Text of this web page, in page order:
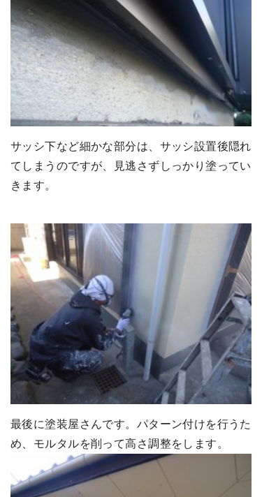
サッシ下など細かな部分は、サッシ設置後隠れ
てしまうのですが、見逃さずしっかり塗ってい
きます。
最後に塗装屋さんです。パターン付けを行うた
め、モルタルを削って高さ調整をします。